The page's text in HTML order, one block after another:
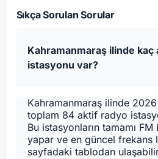
Sıkça Sorulan Sorular
Kahramanmaraş ilinde kaç
istasyonu var?
Kahramanmaraş ilinde 2026
toplam 84 aktif radyo
Bu istasyonların tamamı FM
yapar ve en güncel frekans
sayfadaki tablodan